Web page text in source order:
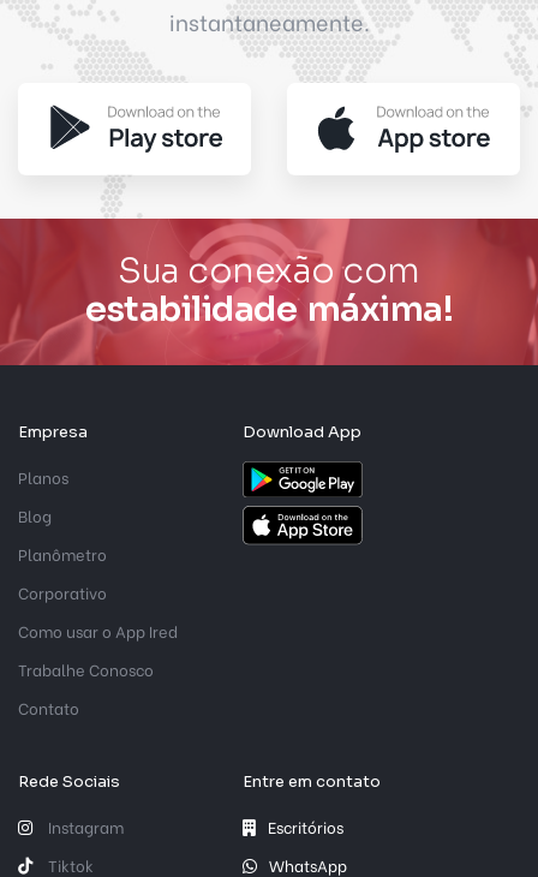
instantaneamente.
Sua conexão comveloc
Empresa
Planos
Blog
Planômetro
Corporativo
Como usar o App Ired
Trabalhe Conosco
Contato
Download App
Rede Sociais
Instagram
Tiktok
Entre em contato
Escritórios
WhatsApp